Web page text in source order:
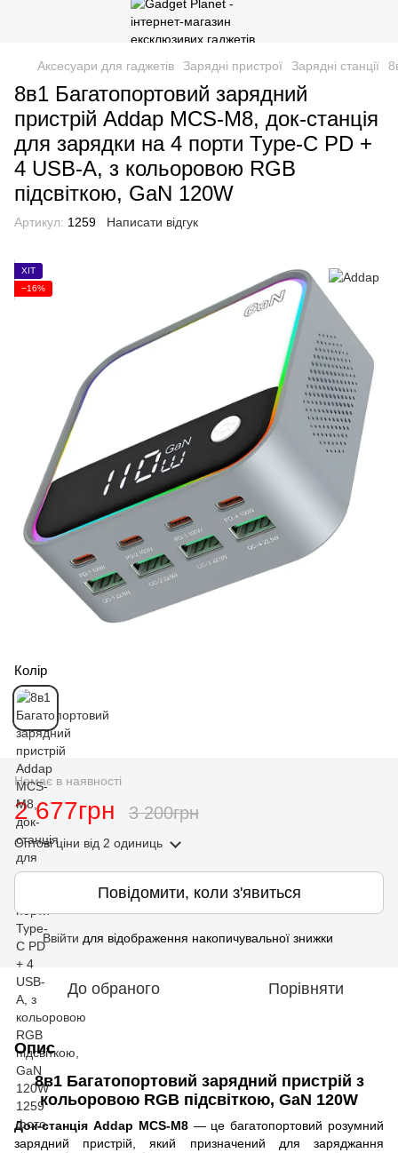
Аксесуари для гаджетів Зарядні пристрої Зарядні станції
8в1 Багатопортовий зарядний
пристрій Addap MCS-M8, док-станція
для зарядки на 4 порти Type-C PD +
4 USB-A, з кольоровою RGB
підсвіткою, GaN 120W
Артикул: 1259 Написати відгук
ХІТ
−16%
Колір
Немає в наявності
2 677грн 3 200грн
Оптові ціни від 2 одиниць
Повідомити, коли з'явиться
% Ввійти для відображення накопичувальної знижки
До обраного Порівняти
Опис
8в1 Багатопортовий зарядний пристрій з
кольоровою RGB підсвіткою, GaN 120W
Док-станція Addap MCS-M8— це багатопортовий розумний
зарядний пристрій, який призначений для заряджання